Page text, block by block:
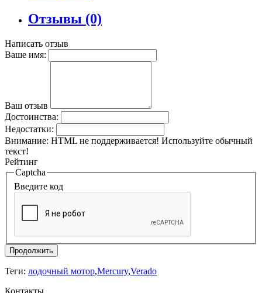
Отзывы (0)
Написать отзыв
Ваше имя:
Ваш отзыв
Достоинства:
Недостатки:
Внимание: HTML не поддерживается! Используйте обычный
текст!
Рейтинг
Captcha
Введите код
Продолжить
Теги: лодочный мотор,Mercury,Verado
Контакты